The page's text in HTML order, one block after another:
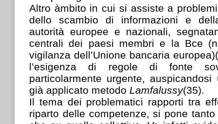
Altro àmbito in cui si assiste a
dello scambio di informazioni e
autorità europee e nazionali,
centrali dei paesi membri e la Bce
vigilanza dell’Unione bancaria
l’esigenza di regole di fonte
particolarmente urgente,
già applicato metodo Lamfalussy(35).
Il tema dei problematici rapporti tra
riparto delle competenze, si pone